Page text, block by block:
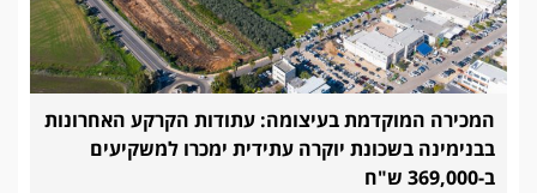
המכירה המוקדמת בעיצומה: עתודות הקרקע האחרונות
בבנימינה בשכונת יוקרה עתידית ימכרו למשקיעים
ב-369,000 ש"ח